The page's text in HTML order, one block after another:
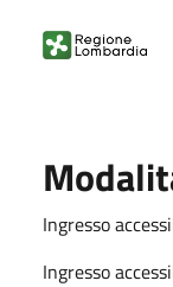
Ingresso
Ingresso